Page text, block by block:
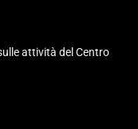
attività del Centro